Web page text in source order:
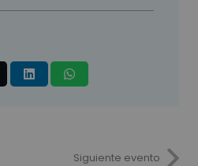
Siguiente evento